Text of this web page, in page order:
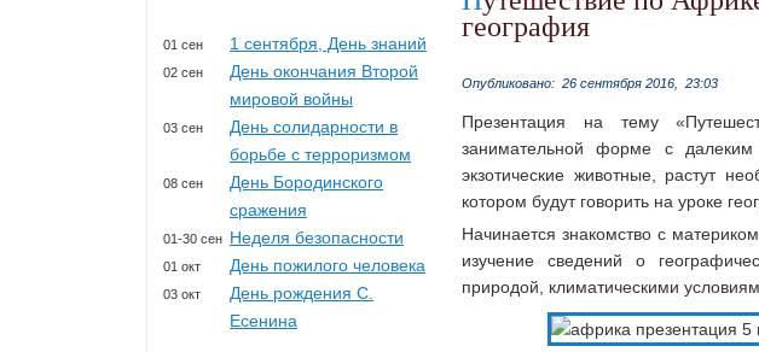
география
Опубликовано: 26 сентября 2016, 23:03
Презентация на тему
занимательной форме с
экзотические животные, растут
котором будут говорить на уроке
Начинается знакомство с
изучение сведений о
природой, климатическими
01 сен 1 сентября, День знаний
02 сен
День окончания Второй
мировой войны
03 сен
День солидарности в
борьбе с терроризмом
08 сен
День Бородинского
сражения
01-30 сен Неделя безопасности
01 окт День пожилого человека
03 окт
День рождения С.
Есенина